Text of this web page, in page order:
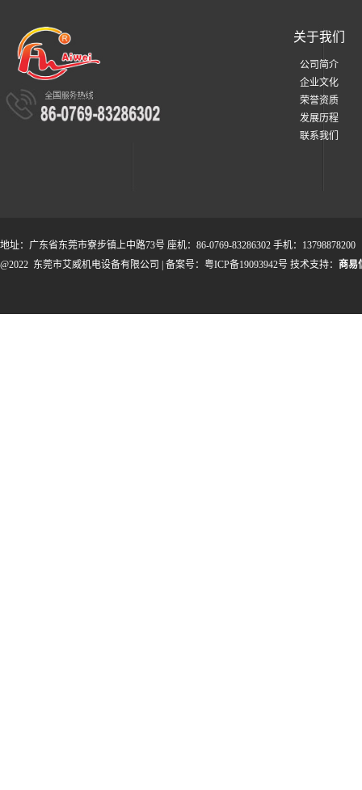
关于我们
公司简介
企业文化
荣誉资质
发展历程
联系我们
地址：广东省东莞市寮步镇上中路73号 座机：86-0769-83286302 手机：13798878200
@2022 东莞市艾威机电设备有限公司 | 备案号：粤ICP备19093942号 技术支持： 商易